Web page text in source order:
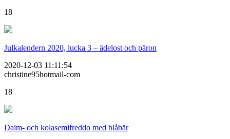
18
Julkalendern 2020, lucka 3 – ädelost och päron
2020-12-03 11:11:54
christine95hotmail-com
18
Daim- och kolasemifreddo med blåbär